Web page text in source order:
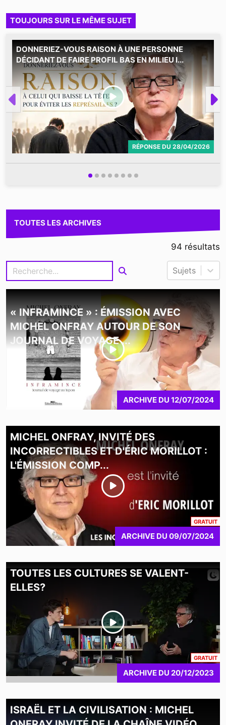
TOUJOURS SUR LE MÊME SUJET
DONNERIEZ-VOUS RAISON À UNE PERSONNE
DÉCIDANT DE FAIRE PROFIL BAS EN MILIEU I...
RÉPONSE DU 28/04/2026
TOUTES LES ARCHIVES
94 résultats
Sujets
« INFRAMINCE » : ÉMISSION AVEC
MICHEL ONFRAY AUTOUR DE SON
JOURNAL DE VOYAGE ...
ARCHIVE DU 12/07/2024
MICHEL ONFRAY, INVITÉ DES
INCORRECTIBLES ET D'ÉRIC MORILLOT :
L'ÉMISSION COMP...
GRATUIT
ARCHIVE DU 09/07/2024
TOUTES LES CULTURES SE VALENT-
ELLES?
GRATUIT
ARCHIVE DU 20/12/2023
ISRAËL ET LA CIVILISATION : MICHEL